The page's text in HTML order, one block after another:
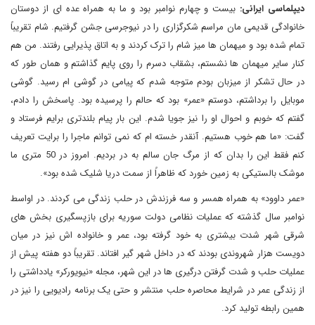
دیپلماسی ایرانی: بیست و چهارم نوامبر بود و ما به همراه عده ای از دوستان
خانوادگی قدیمی مان مراسم شکرگزاری را در نیوجرسی جشن گرفتیم. شام تقریباً
تمام شده بود و میهمان ها میز شام را ترک کردند و به اتاق پذیرایی رفتند. من هم
کنار سایر میهمان ها نشستم، بشقاب دسرم را روی پایم گذاشتم و همان طور که
در حال تشکر از میزبان بودم متوجه شدم که پیامی در گوشی ام رسید. گوشی
موبایل را برداشتم، دوستم «عمر» بود که حالم را پرسیده بود. پاسخش را دادم،
گفتم که خوبم و احوال او را نیز جویا شدم. این بار پیام بلندتری برایم فرستاد و
گفت: «ما هم خوب هستیم. آنقدر خسته ام که نمی توانم ماجرا را برایت تعریف
کنم فقط این را بدان که از مرگ جان سالم به در بردیم. امروز در 50 متری ما
موشک بالستیکی به زمین خورد که ظاهراً از سمت دریا شلیک شده بود».
«عمر داوود» به همراه همسر و سه فرزندش در حلب زندگی می کردند. در اواسط
نوامبر سال گذشته که عملیات نظامی دولت سوریه برای بازپسگیری بخش های
شرقی شهر شدت بیشتری به خود گرفته بود، عمر و خانواده اش نیز در میان
دویست هزار شهروندی بودند که در داخل شهر گیر افتاند. تقریباً دو هفته پیش از
عملیات حلب و شدت گرفتن درگیری ها در این شهر، مجله «نیویورکر» یادداشتی را
از زندگی عمر در شرایط محاصره حلب منتشر و حتی یک برنامه رادیویی را نیز در
همین رابطه تولید کرد.